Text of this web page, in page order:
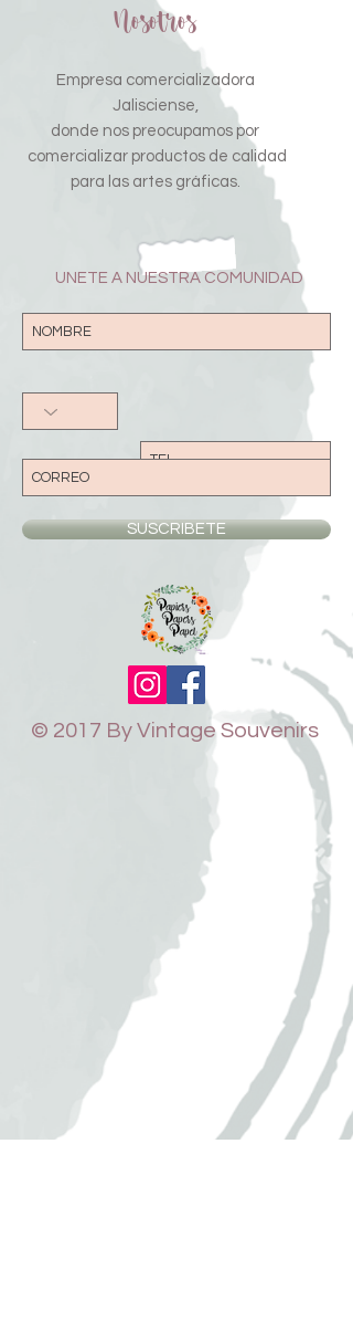
Nosotros
Empresa comercializadora
Jalisciense,
donde nos preocupamos por
comercializar productos de calidad
para las artes gráficas.
UNETE A NUESTRA COMUNIDAD
SUSCRIBETE
© 2017 By Vintage Souvenirs